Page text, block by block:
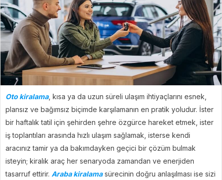
Oto kiralama, kısa ya da uzun süreli ulaşım ihtiyaçlarını esnek,
plansız ve bağımsız biçimde karşılamanın en pratik yoludur. İster
bir haftalık tatil için şehirden şehre özgürce hareket etmek, ister
iş toplantıları arasında hızlı ulaşım sağlamak, isterse kendi
aracınız tamir ya da bakımdayken geçici bir çözüm bulmak
isteyin; kiralık araç her senaryoda zamandan ve enerjiden
tasarruf ettirir. Araba kiralamasürecinin doğru anlaşılması ise sizi